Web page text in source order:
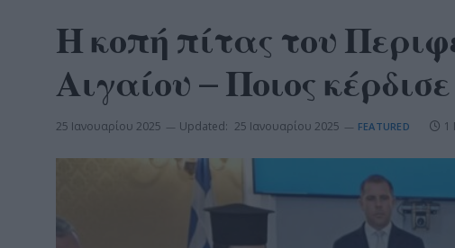
Η κοπή πίτας του
Αιγαίου – Ποιος
25 Ιανουαρίου 2025 Updated: 25 Ιανουαρίου 2025 FEATURED 1